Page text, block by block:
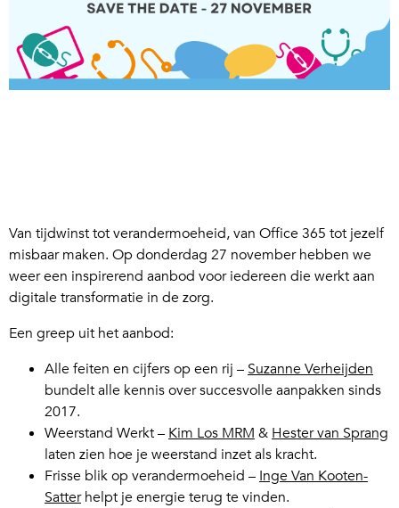
Van tijdwinst tot verandermoeheid, van Office 365 tot jezelf
misbaar maken. Op donderdag 27 november hebben we
weer een inspirerend aanbod voor iedereen die werkt aan
digitale transformatie in de zorg.
Een greep uit het aanbod:
Alle feiten en cijfers op een rij – Suzanne Verheijden
bundelt alle kennis over succesvolle aanpakken sinds
2017.
Weerstand Werkt – Kim Los MRM & Hester van Sprang
laten zien hoe je weerstand inzet als kracht.
Frisse blik op verandermoeheid – Inge Van Kooten-
Satterhelpt je energie terug te vinden.